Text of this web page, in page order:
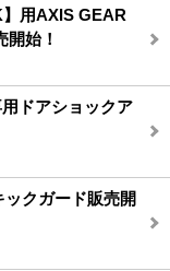
用AXIS GEAR
開始！
ドアショックア
クガード販売開